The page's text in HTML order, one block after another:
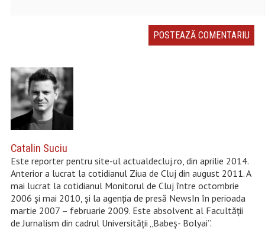
Catalin Suciu
Este reporter pentru site-ul actualdecluj.ro, din aprilie 2014.
Anterior a lucrat la cotidianul Ziua de Cluj din august 2011. A
mai lucrat la cotidianul Monitorul de Cluj între octombrie
2006 și mai 2010, şi la agenţia de presă NewsIn în perioada
martie 2007 – februarie 2009. Este absolvent al Facultății
de Jurnalism din cadrul Universităţii „Babeș- Bolyai”.